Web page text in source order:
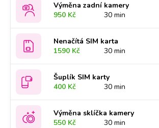
Výměna zadní kamery
950 Kč
30 min
Nenačítá SIM karta
1590 Kč
30 min
Šuplík SIM karty
400 Kč
30 min
Výměna sklíčka kamery
550 Kč
30 min